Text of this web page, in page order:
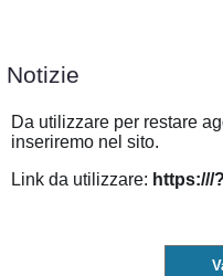
Notizie
Da utilizzare per restare
inseriremo nel sito.
Link da utilizzare: https:///